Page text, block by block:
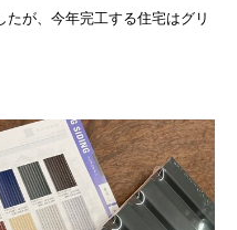
が、今年完工する住宅はグリ